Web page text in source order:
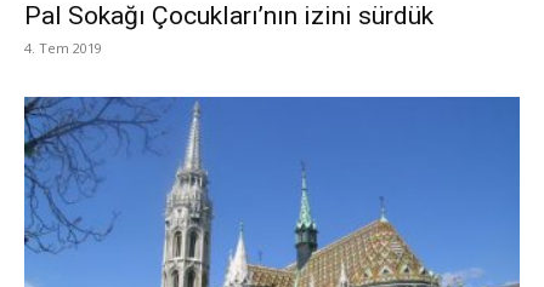
Pal Sokağı Çocukları’nın izini sürdük
4. Tem 2019